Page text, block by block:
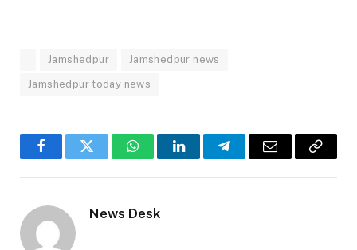
Jamshedpur Jamshedpur news
Jamshedpur today news
FacebookTwitter WhatsAppLinkedInTelegramEmail
Copy
News Desk